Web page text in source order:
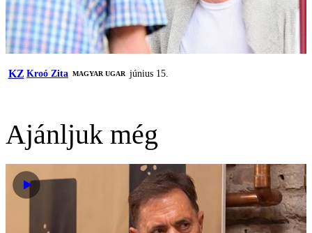
KZ Kroó Zita MAGYAR UGAR június 15.
Ajánljuk még